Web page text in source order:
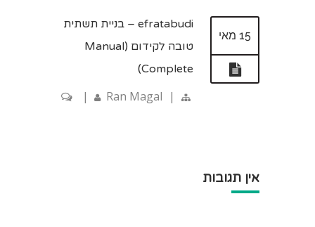
15 מאי
efratabudi – בניית תשתית
טובה לקידום (Manual
Complete)
Ran Magal |
|
אין תגובות